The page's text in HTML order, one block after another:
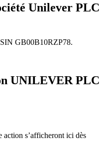
Unilever PLC
GB00B10RZP78.
UNILEVER PLC
action s’afficheront ici dès